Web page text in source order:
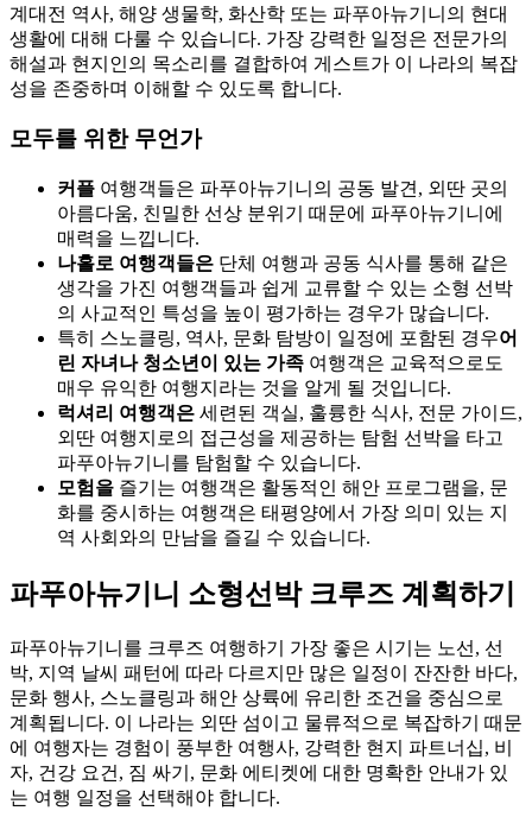
계대전 역사, 해양 생물학, 화산학 또는 파푸아뉴기니의 현대
생활에 대해 다룰 수 있습니다. 가장 강력한 일정은 전문가의
해설과 현지인의 목소리를 결합하여 게스트가 이 나라의 복잡
성을 존중하며 이해할 수 있도록 합니다.
모두를 위한 무언가
커플 여행객들은 파푸아뉴기니의 공동 발견, 외딴 곳의
아름다움, 친밀한 선상 분위기 때문에 파푸아뉴기니에
매력을 느낍니다.
나홀로 여행객들은 단체 여행과 공동 식사를 통해 같은
생각을 가진 여행객들과 쉽게 교류할 수 있는 소형 선박
의 사교적인 특성을 높이 평가하는 경우가 많습니다.
특히 스노클링, 역사, 문화 탐방이 일정에 포함된 경우어
린 자녀나 청소년이 있는 가족 여행객은 교육적으로도
매우 유익한 여행지라는 것을 알게 될 것입니다.
럭셔리 여행객은 세련된 객실, 훌륭한 식사, 전문 가이드,
외딴 여행지로의 접근성을 제공하는 탐험 선박을 타고
파푸아뉴기니를 탐험할 수 있습니다.
모험을 즐기는 여행객은 활동적인 해안 프로그램을, 문
화를 중시하는 여행객은 태평양에서 가장 의미 있는 지
역 사회와의 만남을 즐길 수 있습니다.
파푸아뉴기니 소형선박 크루즈 계획하기
파푸아뉴기니를 크루즈 여행하기 가장 좋은 시기는 노선, 선
박, 지역 날씨 패턴에 따라 다르지만 많은 일정이 잔잔한 바다,
문화 행사, 스노클링과 해안 상륙에 유리한 조건을 중심으로
계획됩니다. 이 나라는 외딴 섬이고 물류적으로 복잡하기 때문
에 여행자는 경험이 풍부한 여행사, 강력한 현지 파트너십, 비
자, 건강 요건, 짐 싸기, 문화 에티켓에 대한 명확한 안내가 있
는 여행 일정을 선택해야 합니다.